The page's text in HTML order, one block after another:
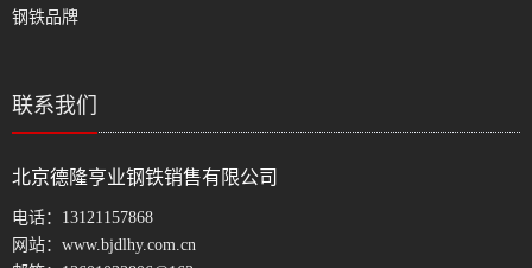
钢铁品牌
联系我们
北京德隆亨业钢铁销售有限公司
电话： 13121157868
网站： www.bjdlhy.com.cn